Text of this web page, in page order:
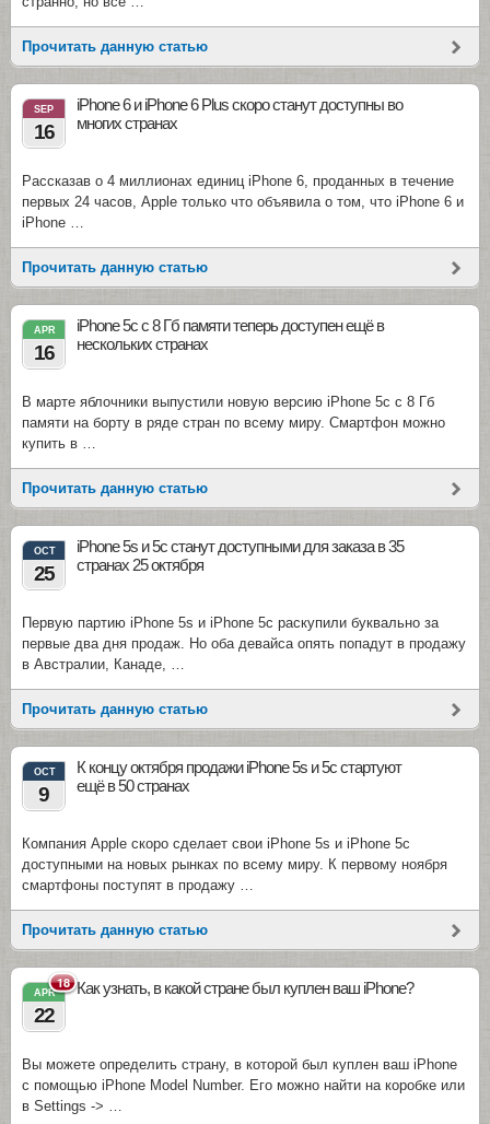
Прочитать данную статью
SEP
16
iPhone 6 и iPhone 6 Plus скоро станут доступны во
многих странах
Рассказав о 4 миллионах единиц iPhone 6, проданных в течение
первых 24 часов, Apple только что объявила о том, что iPhone 6 и
iPhone …
Прочитать данную статью
APR
16
iPhone 5c с 8 Гб памяти теперь доступен ещё в
нескольких странах
В марте яблочники выпустили новую версию iPhone 5c с 8 Гб
памяти на борту в ряде стран по всему миру. Смартфон можно
купить в …
Прочитать данную статью
OCT
25
iPhone 5s и 5c станут доступными для заказа в 35
странах 25 октября
Первую партию iPhone 5s и iPhone 5c раскупили буквально за
первые два дня продаж. Но оба девайса опять попадут в продажу
в Австралии, Канаде, …
Прочитать данную статью
OCT
9
К концу октября продажи iPhone 5s и 5c стартуют
ещё в 50 странах
Компания Apple скоро сделает свои iPhone 5s и iPhone 5c
доступными на новых рынках по всему миру. К первому ноября
смартфоны поступят в продажу …
Прочитать данную статью
18
APR
22
Как узнать, в какой стране был куплен ваш iPhone?
Вы можете определить страну, в которой был куплен ваш iPhone
с помощью iPhone Model Number. Его можно найти на коробке или
в Settings -> …